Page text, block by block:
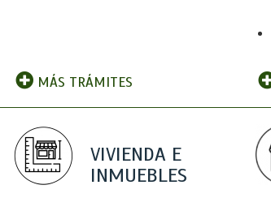
MÁS TRÁMITES
VIVIENDA E
INMUEBLES